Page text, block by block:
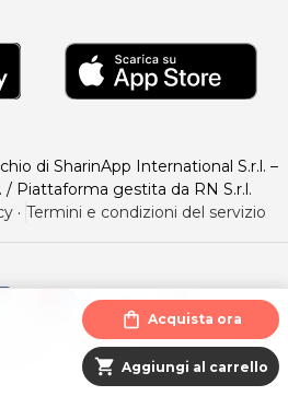
di SharinApp International S.r.l. –
/ Piattaforma gestita da RN S.r.l.
· Termini e condizioni del servizio
shopping_bag Acquista ora
shopping_cart Aggiungi al carrello